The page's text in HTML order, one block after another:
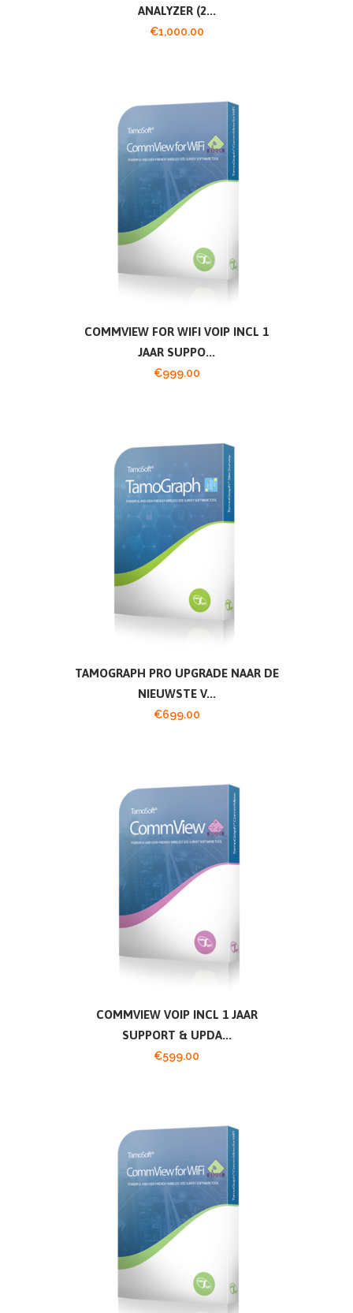
ANALYZER (2...
€1,000.00
COMMVIEW FOR WIFI VOIP INCL 1
JAAR SUPPO...
€999.00
TAMOGRAPH PRO UPGRADE NAAR DE
NIEUWSTE V...
€699.00
COMMVIEW VOIP INCL 1 JAAR
SUPPORT & UPDA...
€599.00